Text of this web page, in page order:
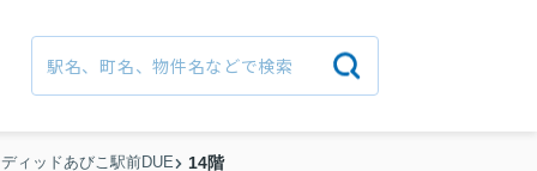
ィッドあびこ駅前DUE 14階